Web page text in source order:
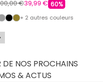
€39,99 € 60%
+ 2 autres couleurs
NOS PROCHAINS
& ACTUS